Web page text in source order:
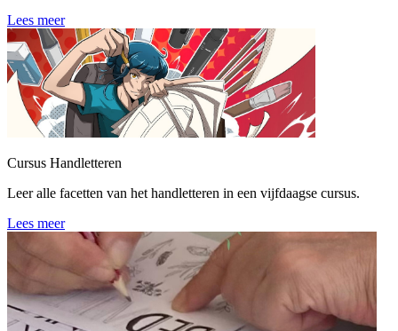
Lees meer
Cursus Handletteren
Leer alle facetten van het handletteren in een vijfdaagse cursus.
Lees meer